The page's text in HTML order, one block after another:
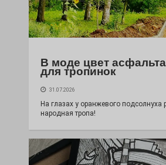
В моде цвет
для тропинок
31.07.2026
На глазах у оранжевого подсолнуха
народная тропа!